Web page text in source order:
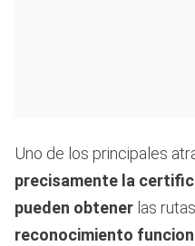
Uno de los principales
precisamente la
pueden obtener las
reconocimiento